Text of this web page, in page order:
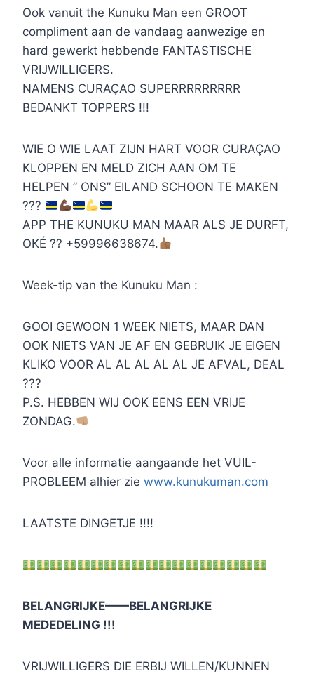
Ook vanuit the Kunuku Man een GROOT
compliment aan de vandaag aanwezige en
hard gewerkt hebbende FANTASTISCHE
VRIJWILLIGERS.
NAMENS CURAÇAO SUPERRRRRRRRR
BEDANKT TOPPERS !!!
WIE O WIE LAAT ZIJN HART VOOR CURAÇAO
KLOPPEN EN MELD ZICH AAN OM TE
HELPEN ” ONS” EILAND SCHOON TE MAKEN
???
APP THE KUNUKU MAN MAAR ALS JE DURFT,
OKÉ ?? +59996638674.
Week-tip van the Kunuku Man :
GOOI GEWOON 1 WEEK NIETS, MAAR DAN
OOK NIETS VAN JE AF EN GEBRUIK JE EIGEN
KLIKO VOOR AL AL AL AL AL JE AFVAL, DEAL
???
P.S. HEBBEN WIJ OOK EENS EEN VRIJE
ZONDAG.
Voor alle informatie aangaande het VUIL-
PROBLEEM alhier zie www.kunukuman.com
LAATSTE DINGETJE !!!!
BELANGRIJKE——BELANGRIJKE
MEDEDELING !!!
VRIJWILLIGERS DIE ERBIJ WILLEN/KUNNEN